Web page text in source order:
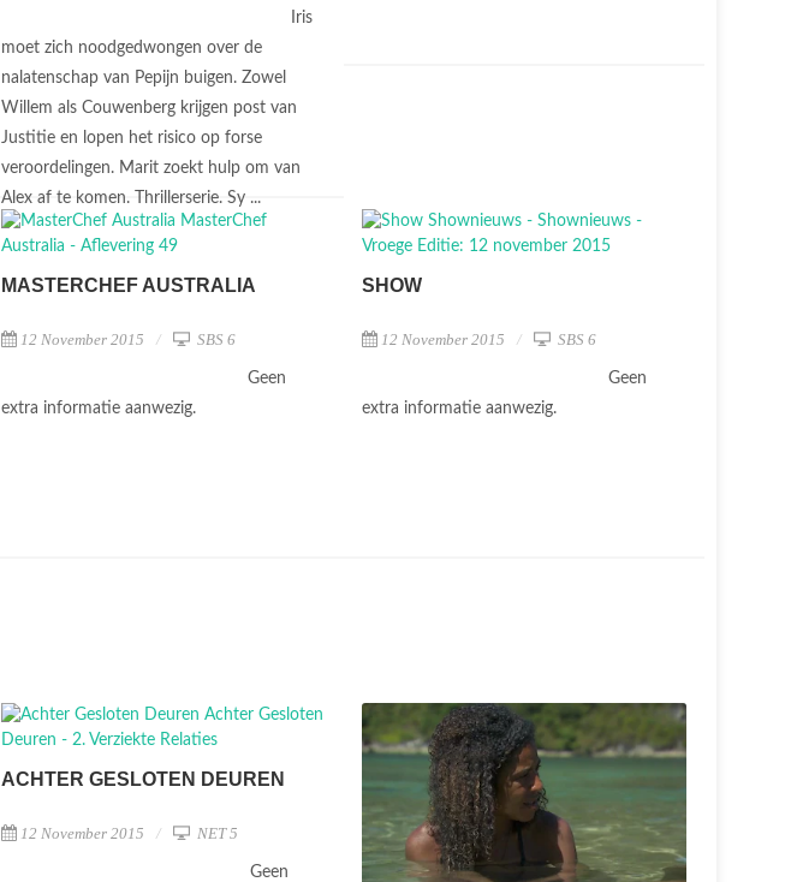
Iris
moet zich noodgedwongen over de
nalatenschap van Pepijn buigen. Zowel
Willem als Couwenberg krijgen post van
Justitie en lopen het risico op forse
veroordelingen. Marit zoekt hulp om van
Alex af te komen. Thrillerserie. Sy ...
MASTERCHEF AUSTRALIA
12 November 2015 SBS 6
Geen
extra informatie aanwezig.
SHOW
12 November 2015 SBS 6
Geen
extra informatie aanwezig.
ACHTER GESLOTEN DEUREN
12 November 2015 NET 5
Geen